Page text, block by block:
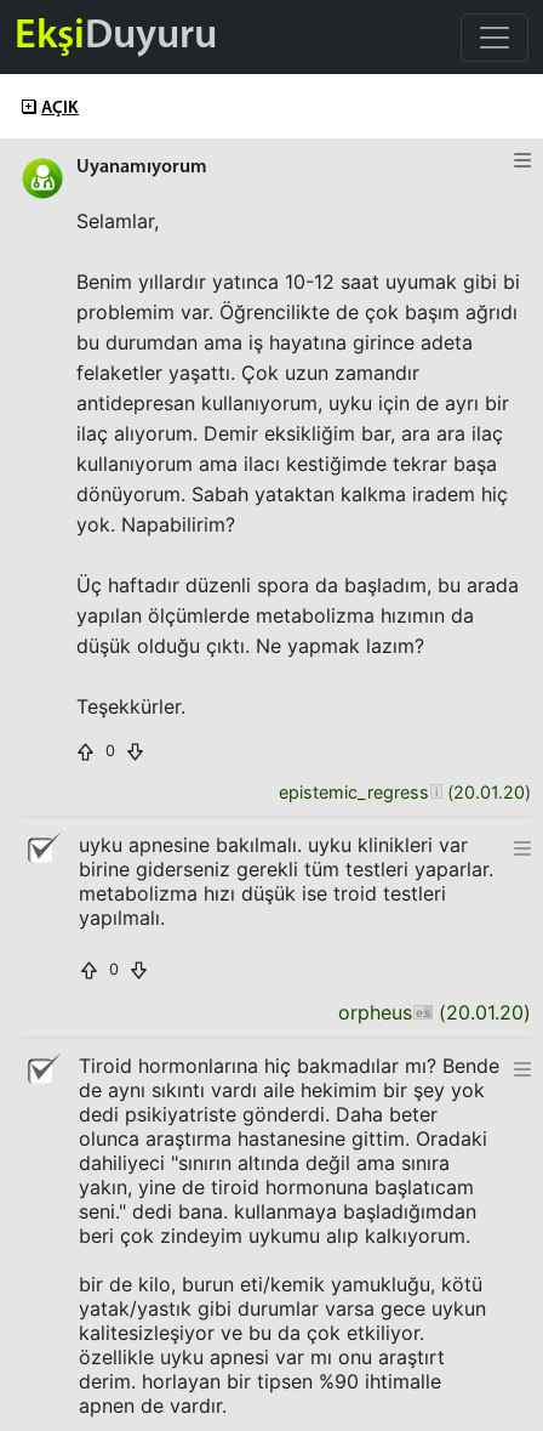
EkşiDuyuru
AÇIK
Uyanamıyorum
Selamlar,
Benim yıllardır yatınca 10-12 saat uyumak gibi bi
problemim var. Öğrencilikte de çok başım ağrıdı
bu durumdan ama iş hayatına girince adeta
felaketler yaşattı. Çok uzun zamandır
antidepresan kullanıyorum, uyku için de ayrı bir
ilaç alıyorum. Demir eksikliğim bar, ara ara ilaç
kullanıyorum ama ilacı kestiğimde tekrar başa
dönüyorum. Sabah yataktan kalkma iradem hiç
yok. Napabilirim?
Üç haftadır düzenli spora da başladım, bu arada
yapılan ölçümlerde metabolizma hızımın da
düşük olduğu çıktı. Ne yapmak lazım?
Teşekkürler.
0
epistemic_regress (20.01.20)
uyku apnesine bakılmalı. uyku klinikleri var
birine giderseniz gerekli tüm testleri yaparlar.
metabolizma hızı düşük ise troid testleri
yapılmalı.
0
orpheus (20.01.20)
Tiroid hormonlarına hiç bakmadılar mı? Bende
de aynı sıkıntı vardı aile hekimim bir şey yok
dedi psikiyatriste gönderdi. Daha beter
olunca araştırma hastanesine gittim. Oradaki
dahiliyeci "sınırın altında değil ama sınıra
yakın, yine de tiroid hormonuna başlatıcam
seni." dedi bana. kullanmaya başladığımdan
beri çok zindeyim uykumu alıp kalkıyorum.
bir de kilo, burun eti/kemik yamukluğu, kötü
yatak/yastık gibi durumlar varsa gece uykun
kalitesizleşiyor ve bu da çok etkiliyor.
özellikle uyku apnesi var mı onu araştırt
derim. horlayan bir tipsen %90 ihtimalle
apnen de vardır.